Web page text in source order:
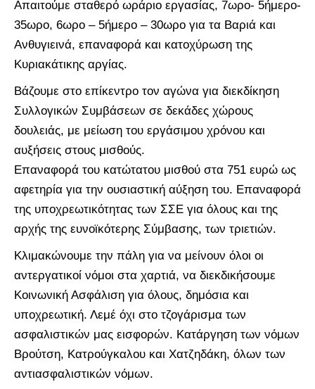
Απαιτούμε σταθερό ωράριο εργασίας, 7ωρο- 5ήμερο-
35ωρο, 6ωρο – 5ήμερο – 30ωρο για τα Βαριά και
Ανθυγιεινά, επαναφορά και κατοχύρωση της
Κυριακάτικης αργίας.
Βάζουμε στο επίκεντρο τον αγώνα για διεκδίκηση
Συλλογικών Συμβάσεων σε δεκάδες χώρους
δουλειάς, με μείωση του εργάσιμου χρόνου και
αυξήσεις στους μισθούς.
Επαναφορά του κατώτατου μισθού στα 751 ευρώ ως
αφετηρία για την ουσιαστική αύξηση του. Επαναφορά
της υποχρεωτικότητας των ΣΣΕ για όλους και της
αρχής της ευνοϊκότερης Σύμβασης, των τριετιών.
Κλιμακώνουμε την πάλη για να μείνουν όλοι οι
αντεργατικοί νόμοι στα χαρτιά, να διεκδικήσουμε
Κοινωνική Ασφάλιση για όλους, δημόσια και
υποχρεωτική. Λεμέ όχι στο τζογάρισμα των
ασφαλιστικών μας εισφορών. Κατάργηση των νόμων
Βρούτση, Κατρούγκαλου και Χατζηδάκη, όλων των
αντιασφαλιστικών νόμων.